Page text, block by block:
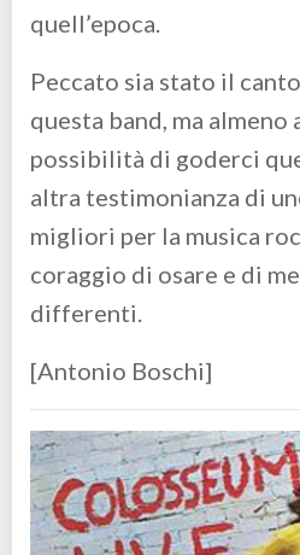
quell’epoca.
Peccato sia stato il
questa band, ma almeno
possibilità di goderci
altra testimonianza di
migliori per la musica
coraggio di osare e di
differenti.
[Antonio Boschi]